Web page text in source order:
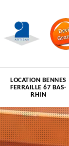
LOCATION BENNES
FERRAILLE 67 BAS-
RHIN